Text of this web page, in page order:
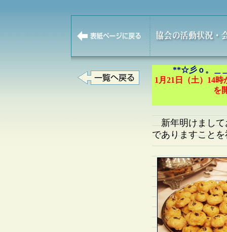
**☆彡ｏ。＿
1月21日（土）14
を
新年明けまして
でありますこと